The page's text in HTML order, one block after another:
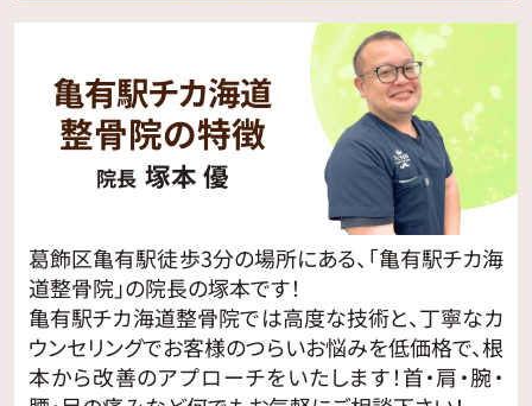
亀有駅チカ海道
整骨院の特徴
院長 塚本 優
葛飾区亀有駅徒歩3分の場所にある、「亀有駅チカ海
道整骨院」の院長の塚本です！
亀有駅チカ海道整骨院では高度な技術と、丁寧なカ
ウンセリングでお客様のつらいお悩みを低価格で、根
本から改善のアプローチをいたします！首・肩・腕・